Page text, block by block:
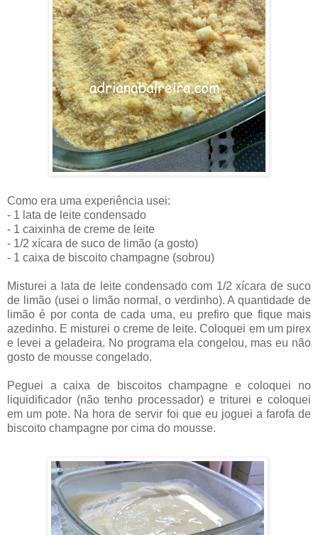
Como era uma experiência usei:
- 1 lata de leite condensado
- 1 caixinha de creme de leite
- 1/2 xícara de suco de limão (a gosto)
- 1 caixa de biscoito champagne (sobrou)
Misturei a lata de leite condensado com 1/2 xícara de suco
de limão (usei o limão normal, o verdinho). A quantidade de
limão é por conta de cada uma, eu prefiro que fique mais
azedinho. E misturei o creme de leite. Coloquei em um pirex
e levei a geladeira. No programa ela congelou, mas eu não
gosto de mousse congelado.
Peguei a caixa de biscoitos champagne e coloquei no
liquidificador (não tenho processador) e triturei e coloquei
em um pote. Na hora de servir foi que eu joguei a farofa de
biscoito champagne por cima do mousse.